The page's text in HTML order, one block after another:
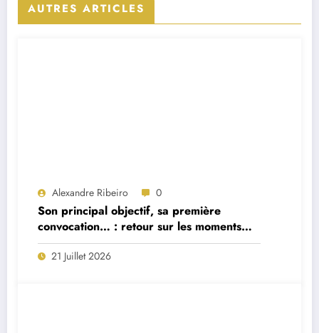
AUTRES ARTICLES
Alexandre Ribeiro 0
Son principal objectif, sa première
convocation… : retour sur les moments
forts de la première interview du
sélectionneur portugais Jorge Jesus
21 Juillet 2026